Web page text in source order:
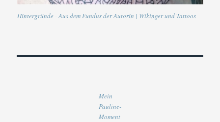
Hintergründe - Aus dem Fundus der Autorin | Wikinger und Tattoos
Mein
Pauline-
Moment